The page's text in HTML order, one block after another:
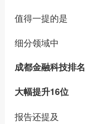
值得一提的是
细分领域中
成都金融科技排名
大幅提升16位
报告还提及